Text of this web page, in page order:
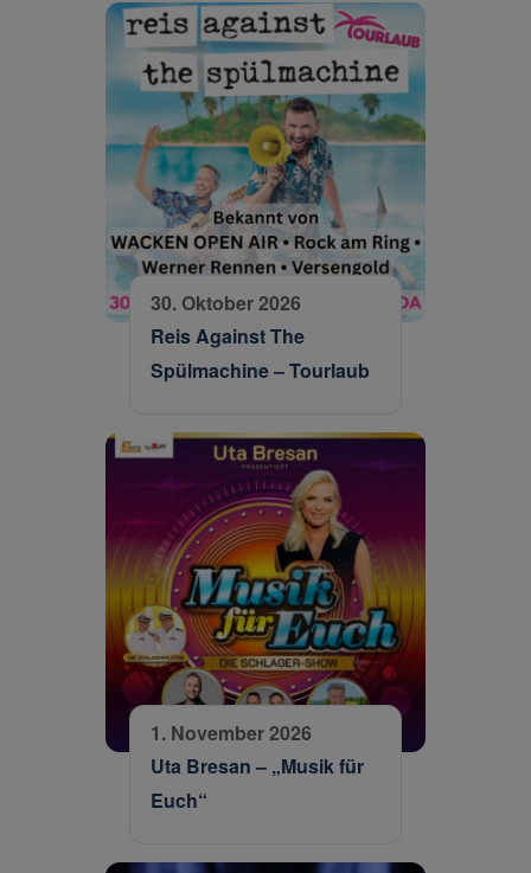
30. Oktober 2026
Reis Against The
Spülmachine – Tourlaub
1. November 2026
Uta Bresan – „Musik für
Euch“